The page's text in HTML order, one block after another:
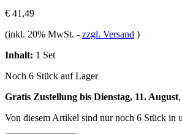
€ 41,49
(inkl. 20% MwSt. - zzgl. Versand )
Inhalt: 1 Set
Noch 6 Stück auf Lager
Gratis Zustellung bis Dienstag, 11. August
Von diesem Artikel sind nur noch 6 Stück in